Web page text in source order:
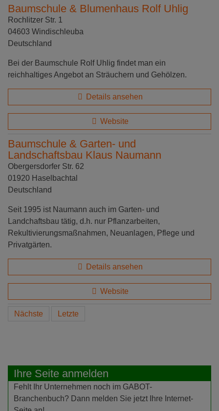
Baumschule & Blumenhaus Rolf Uhlig
Rochlitzer Str. 1
04603 Windischleuba
Deutschland
Bei der Baumschule Rolf Uhlig findet man ein
reichhaltiges Angebot an Sträuchern und Gehölzen.
Details ansehen
Website
Baumschule & Garten- und
Landschaftsbau Klaus Naumann
Obergersdorfer Str. 62
01920 Haselbachtal
Deutschland
Seit 1995 ist Naumann auch im Garten- und
Landchaftsbau tätig, d.h. nur Pflanzarbeiten,
Rekultivierungsmaßnahmen, Neuanlagen, Pflege und
Privatgärten.
Details ansehen
Website
Nächste Letzte
Ihre Seite anmelden
Fehlt Ihr Unternehmen noch im GABOT-
Branchenbuch? Dann melden Sie jetzt Ihre Internet-